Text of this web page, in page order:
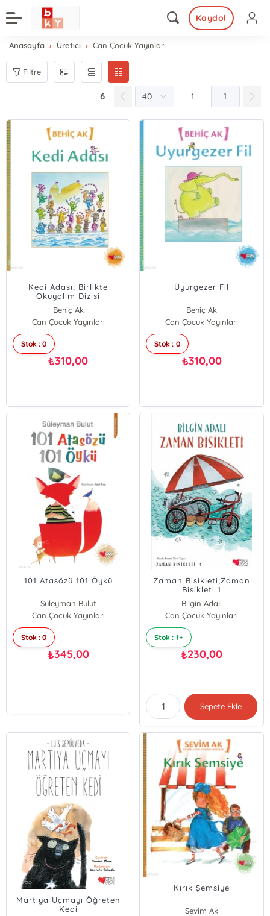
Kaydol
Anasayfa Üretici Can Çocuk Yayınları
Filtre
6 1
Kedi Adası; Birlikte
Okuyalım Dizisi
Behiç Ak
Can Çocuk Yayınları
Stok : 0
₺310,00
Uyurgezer Fil
Behiç Ak
Can Çocuk Yayınları
Stok : 0
₺310,00
101 Atasözü 101 Öykü
Süleyman Bulut
Can Çocuk Yayınları
Stok : 0
₺345,00
Zaman Bisikleti;Zaman
Bisikleti 1
Bilgin Adalı
Can Çocuk Yayınları
Stok : 1+
₺230,00
Sepete Ekle
Martıya Uçmayı Öğreten
Kedi
Kırık Şemsiye
Sevim Ak